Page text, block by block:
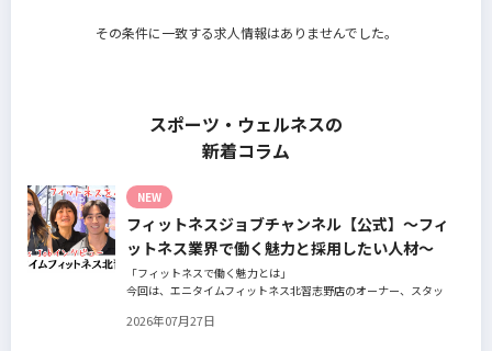
その条件に一致する求人情報はありませんでした。
スポーツ・ウェルネスの
新着コラム
NEW
フィットネスジョブチャンネル【公式】～フィ
ットネス業界で働く魅力と採用したい人材～
「フィットネスで働く魅力とは」
今回は、エニタイムフィットネス北習志野店のオーナー、スタッ
についてインタビュー。オーナー様からはスタッフの採用基準、実
2026年07月27日